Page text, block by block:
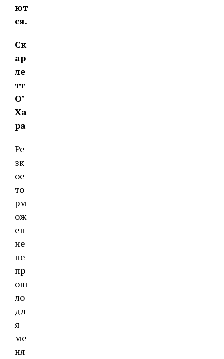
ют
ся.
Ск
ар
ле
тт
О’
Ха
ра
Ре
зк
ое
то
рм
ож
ен
ие
не
пр
ош
ло
дл
я
ме
ня